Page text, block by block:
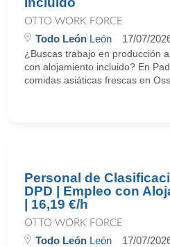
OTTO WORK FORCE
Todo León León 17/07/
¿Buscas trabajo en producción
con alojamiento incluido? En
comidas asiáticas frescas en
Personal de
DPD | Empleo con
| 16,19 €/h
OTTO WORK FORCE
Todo León León 17/07/